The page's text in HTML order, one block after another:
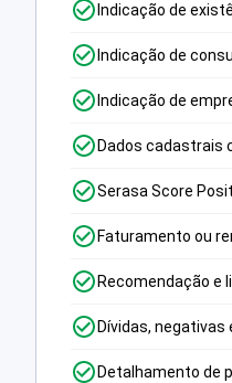
Indicação de
Indicação de
Indicação de
Dados cadastrais
Serasa Score
Faturamento ou
Recomendação e
Dívidas, negativas
Detalhamento de